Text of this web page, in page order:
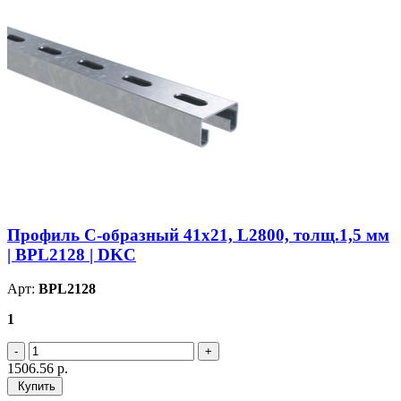
Профиль С-образный 41х21, L2800, толщ.1,5 мм
| BPL2128 | DKC
Арт: BPL2128
1
1506.56 р.
Купить